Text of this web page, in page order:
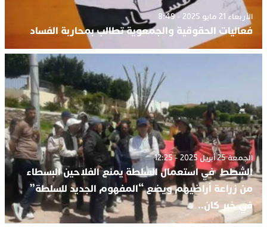
الأربعاء 21 مايو 2025 - 8:49
فعاليات الحقوقية والجمعوية تطالب بمحاربة الفساد
الجمعة 25 أبريل 2025 - 12:25
الشطط في استعمال السلطة يمنع الفلاحين البسطاء
من زراعة أراضيهم ويضع “المفهوم الجديد للسلطة”
في خبر كان..